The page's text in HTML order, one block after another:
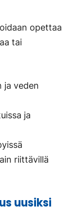
opettaa
tai
ja veden
ja
riittävillä
uusiksi